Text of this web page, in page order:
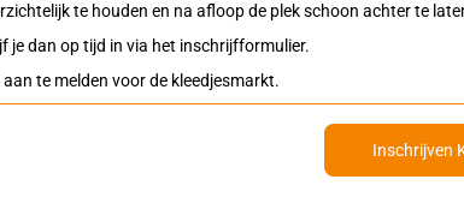
te houden en na afloop de plek schoon achter te
je dan op tijd in via het inschrijfformulier.
te melden voor de kleedjesmarkt.
Inschrijven